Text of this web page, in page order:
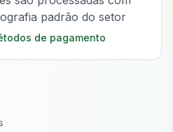
padrão do setor
de pagamento